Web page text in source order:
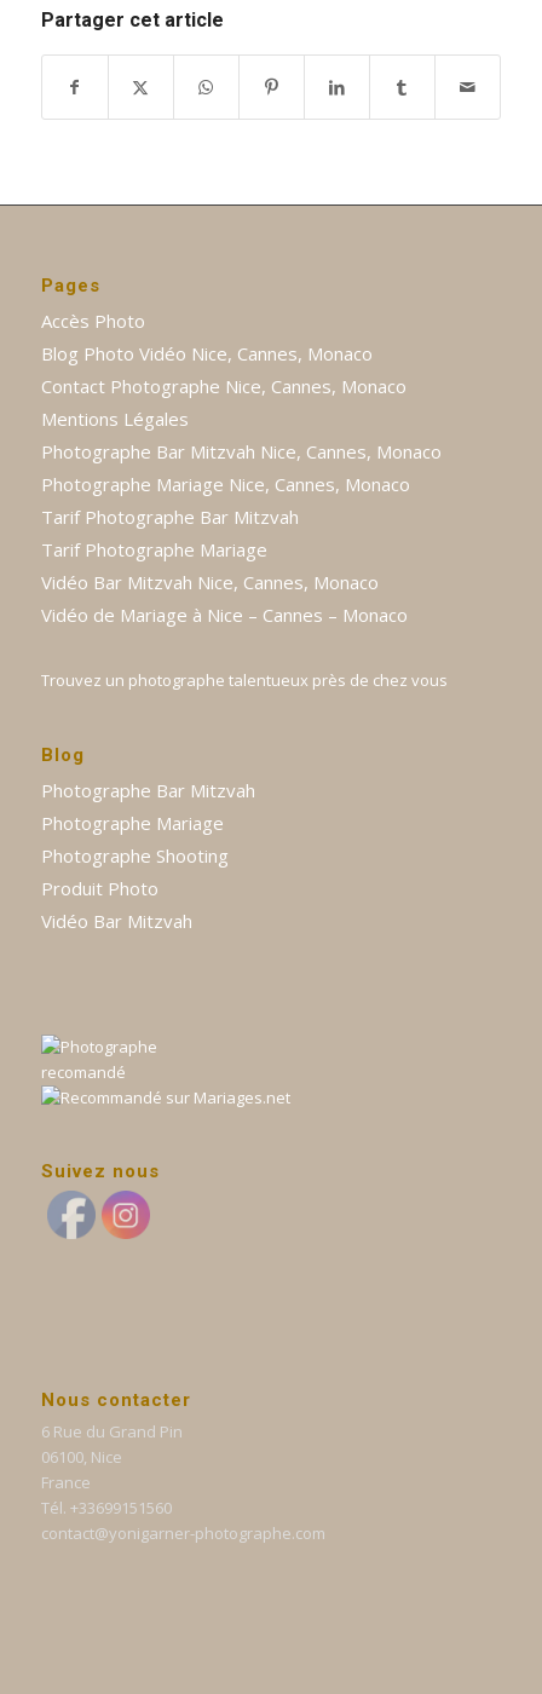
Partager cet article
Pages
Accès Photo
Blog Photo Vidéo Nice, Cannes, Monaco
Contact Photographe Nice, Cannes, Monaco
Mentions Légales
Photographe Bar Mitzvah Nice, Cannes, Monaco
Photographe Mariage Nice, Cannes, Monaco
Tarif Photographe Bar Mitzvah
Tarif Photographe Mariage
Vidéo Bar Mitzvah Nice, Cannes, Monaco
Vidéo de Mariage à Nice – Cannes – Monaco
Trouvez un photographe talentueux près de chez vous
Blog
Photographe Bar Mitzvah
Photographe Mariage
Photographe Shooting
Produit Photo
Vidéo Bar Mitzvah
Suivez nous
Nous contacter
6 Rue du Grand Pin
06100, Nice
France
Tél. +33699151560
contact@yonigarner-photographe.com